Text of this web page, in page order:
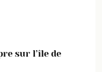
sur l’île de